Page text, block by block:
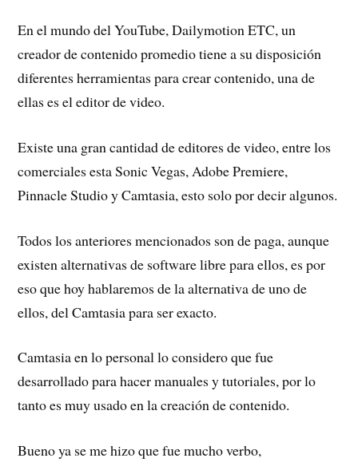
En el mundo del YouTube, Dailymotion ETC, un
creador de contenido promedio tiene a su disposición
diferentes herramientas para crear contenido, una de
ellas es el editor de video.
Existe una gran cantidad de editores de video, entre los
comerciales esta Sonic Vegas, Adobe Premiere,
Pinnacle Studio y Camtasia, esto solo por decir algunos.
Todos los anteriores mencionados son de paga, aunque
existen alternativas de software libre para ellos, es por
eso que hoy hablaremos de la alternativa de uno de
ellos, del Camtasia para ser exacto.
Camtasia en lo personal lo considero que fue
desarrollado para hacer manuales y tutoriales, por lo
tanto es muy usado en la creación de contenido.
Bueno ya se me hizo que fue mucho verbo,